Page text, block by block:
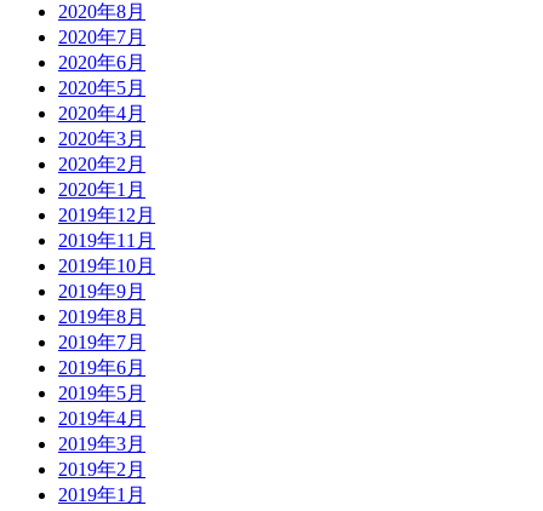
2020年8月
2020年7月
2020年6月
2020年5月
2020年4月
2020年3月
2020年2月
2020年1月
2019年12月
2019年11月
2019年10月
2019年9月
2019年8月
2019年7月
2019年6月
2019年5月
2019年4月
2019年3月
2019年2月
2019年1月